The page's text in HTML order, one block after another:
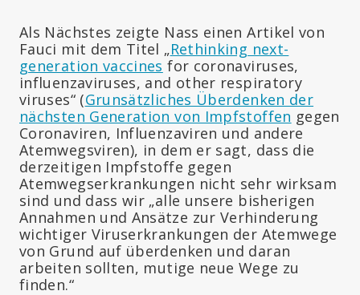
Als Nächstes zeigte Nass einen Artikel von
Fauci mit dem Titel „Rethinking next-
generation vaccines for coronaviruses,
influenzaviruses, and other respiratory
viruses“ (Grunsätzliches Überdenken der
nächsten Generation von Impfstoffen gegen
Coronaviren, Influenzaviren und andere
Atemwegsviren), in dem er sagt, dass die
derzeitigen Impfstoffe gegen
Atemwegserkrankungen nicht sehr wirksam
sind und dass wir „alle unsere bisherigen
Annahmen und Ansätze zur Verhinderung
wichtiger Viruserkrankungen der Atemwege
von Grund auf überdenken und daran
arbeiten sollten, mutige neue Wege zu
finden.“